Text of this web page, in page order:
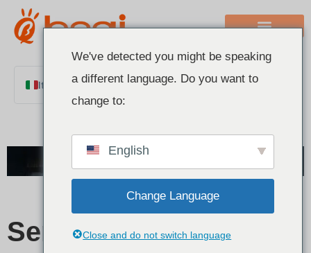
Italian
German
Serie di controller
We've detected you might be speaking
a different language. Do you want to
change to:
English
Change Language
Close and do not switch language